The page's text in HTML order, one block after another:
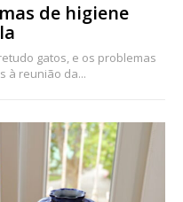
de higiene
gatos, e os problemas
à reunião da...